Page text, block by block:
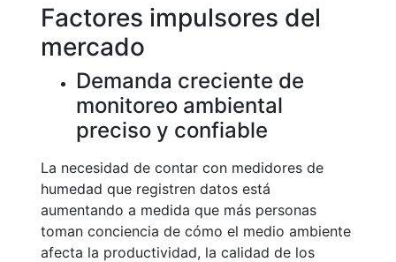
Factores impulsores del
mercado
Demanda creciente de
monitoreo ambiental
preciso y confiable
La necesidad de contar con medidores de
humedad que registren datos está
aumentando a medida que más personas
toman conciencia de cómo el medio ambiente
afecta la productividad, la calidad de los